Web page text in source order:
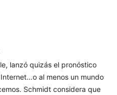
lanzó quizás el pronóstico
al menos un mundo
Schmidt considera que